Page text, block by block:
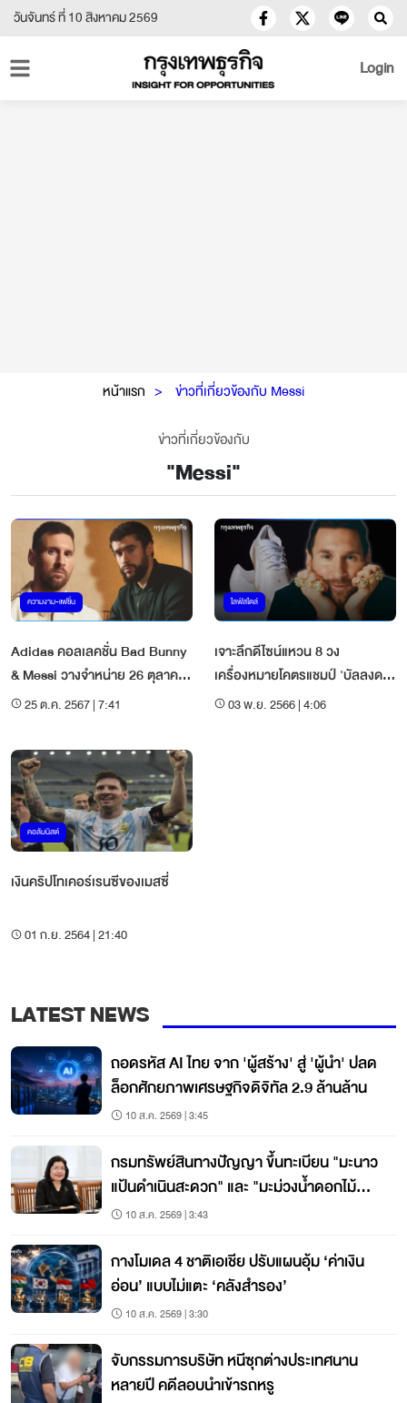
วันจันทร์ ที่ 10 สิงหาคม 2569
Login
หน้าแรก ข่าวที่เกี่ยวข้องกับ Messi
ข่าวที่เกี่ยวข้องกับ
"Messi"
ความงาม-แฟชั่น
Adidas คอลเลคชั่น Bad Bunny
& Messi วางจำหน่าย 26 ตุลาคม
นี้ 25 ต.ค. 2567 | 7:41
ไลฟ์สไตล์
เจาะลึกดีไซน์แหวน 8 วง
เครื่องหมายโคตรแชมป์ 'บัลลงด
อร์' 8 สมัยของ 'เมสซี่'
03 พ.ย. 2566 | 4:06
คอลัมนิสต์
เงินคริปโทเคอร์เรนซีของเมสซี่
01 ก.ย. 2564 | 21:40
LATEST NEWS
ถอดรหัส AI ไทย จาก 'ผู้สร้าง' สู่ 'ผู้นำ' ปลด
ล็อกศักยภาพเศรษฐกิจดิจิทัล 2.9 ล้านล้าน
10 ส.ค. 2569 | 3:45
กรมทรัพย์สินทางปัญญา ขึ้นทะเบียน "มะนาว
แป้นดำเนินสะดวก" และ "มะม่วงน้ำดอกไม้
ราชบุรี" เป็น GI
10 ส.ค. 2569 | 3:43
กางโมเดล 4 ชาติเอเชีย ปรับแผนอุ้ม ‘ค่าเงิน
อ่อน’ แบบไม่แตะ ‘คลังสำรอง’
10 ส.ค. 2569 | 3:30
จับกรรมการบริษัท หนีซุกต่างประเทศนาน
หลายปี คดีลอบนำเข้ารถหรู